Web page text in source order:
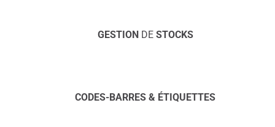
GESTIONDE STOCKS
CODES-BARRES & ÉTIQUETTES